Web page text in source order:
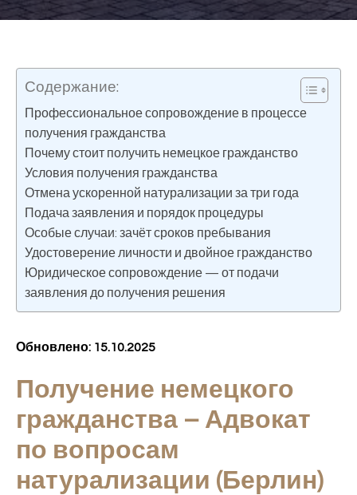
Содержание:
Профессиональное сопровождение в процессе
получения гражданства
Почему стоит получить немецкое гражданство
Условия получения гражданства
Отмена ускоренной натурализации за три года
Подача заявления и порядок процедуры
Особые случаи: зачёт сроков пребывания
Удостоверение личности и двойное гражданство
Юридическое сопровождение — от подачи
заявления до получения решения
Обновлено: 15.10.2025
Получение немецкого
гражданства – Адвокат
по вопросам
натурализации (Берлин)